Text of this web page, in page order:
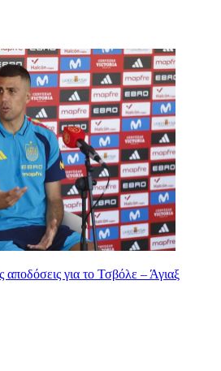
αποδόσεις για το Τσβόλε – Άγιαξ